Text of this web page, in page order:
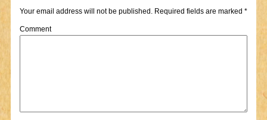
Your email address will not be published.Required fields are marked *
Comment